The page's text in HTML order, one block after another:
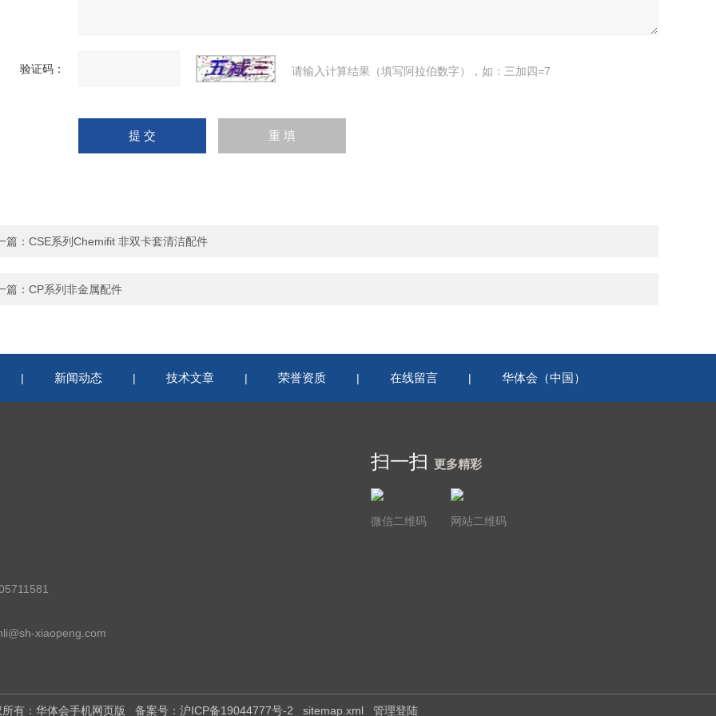
验证码： 请输入计算结果（填写阿拉伯数字），如：三加四=7
篇： CSE系列Chemifit 非双卡套清洁配件
篇： CP系列非金属配件
| 新闻动态 | 技术文章 | 荣誉资质 | 在线留言 | 华体会（中国）
xiaopeng.com
扫一扫 更多精彩
微信二维码 网站二维码
有：华体会手机网页版 备案号：沪ICP备19044777号-2 sitemap.xml 管理登陆